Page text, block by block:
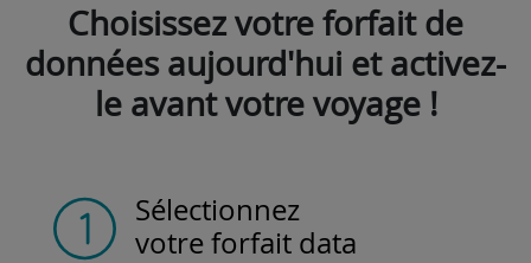
Choisissez votre forfait de
données aujourd'hui et activez-
le avant votre voyage !
Sélectionnez
votre forfait data